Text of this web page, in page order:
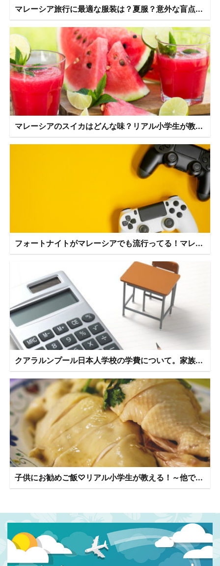
マレーシア旅行に最適な服装は？夏服？意外な盲点...
マレーシアのスイカはどんな味？リアル小学生が教...
フォートナイトがマレーシアでも流行ってる！マレ...
クアラルンプール日本人学校の学費について。家族...
子供にお勧めご飯♡リアル小学生が教える！～他で...